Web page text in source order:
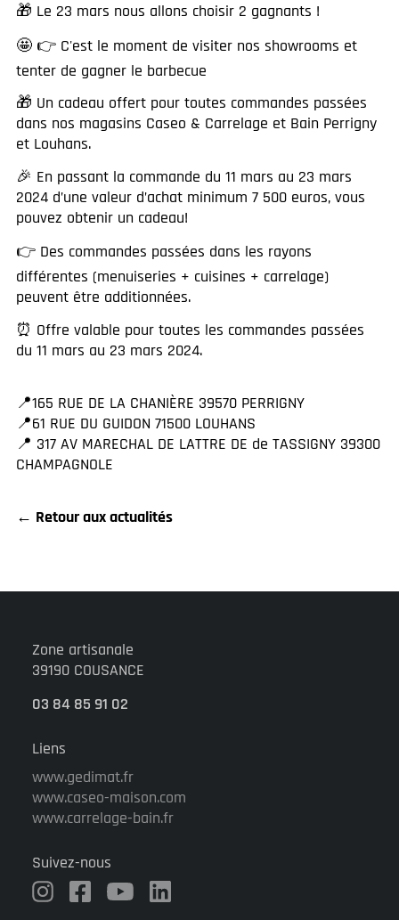
🎁 Le 23 mars nous allons choisir 2 gagnants !
🤩 👉 C'est le moment de visiter nos showrooms et
tenter de gagner le barbecue
🎁 Un cadeau offert pour toutes commandes passées
dans nos magasins Caseo & Carrelage et Bain Perrigny
et Louhans.
🎉 En passant la commande du 11 mars au 23 mars
2024 d’une valeur d’achat minimum 7 500 euros, vous
pouvez obtenir un cadeau!
👉 Des commandes passées dans les rayons
différentes (menuiseries + cuisines + carrelage)
peuvent être additionnées.
⏰ Offre valable pour toutes les commandes passées
du 11 mars au 23 mars 2024.
📍165 RUE DE LA CHANIÈRE 39570 PERRIGNY
📍61 RUE DU GUIDON 71500 LOUHANS
📍 317 AV MARECHAL DE LATTRE DE de TASSIGNY 39300
CHAMPAGNOLE
← Retour aux actualités
Zone artisanale
39190 COUSANCE
03 84 85 91 02
Liens
www.gedimat.fr
www.caseo-maison.com
www.carrelage-bain.fr
Suivez-nous